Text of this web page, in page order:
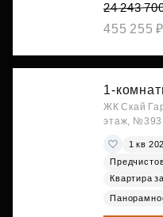
24 243
455 255
1-
ЖК Скай
этаж, №393
1 кв
Квартира